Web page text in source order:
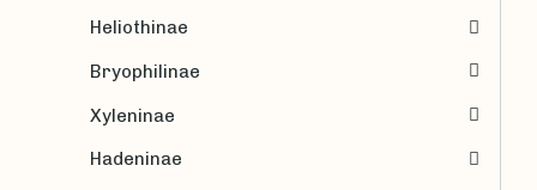
Heliothinae
Bryophilinae
Xyleninae
Hadeninae